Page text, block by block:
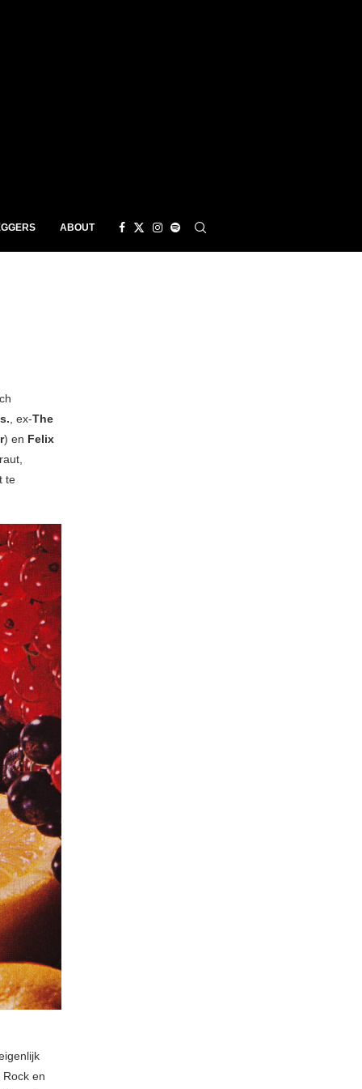
ABOUT
, ex-The
) en Felix
te
en